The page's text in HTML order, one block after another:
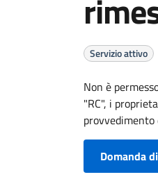
Servizio attivo
Non è
"RC", i
Domanda